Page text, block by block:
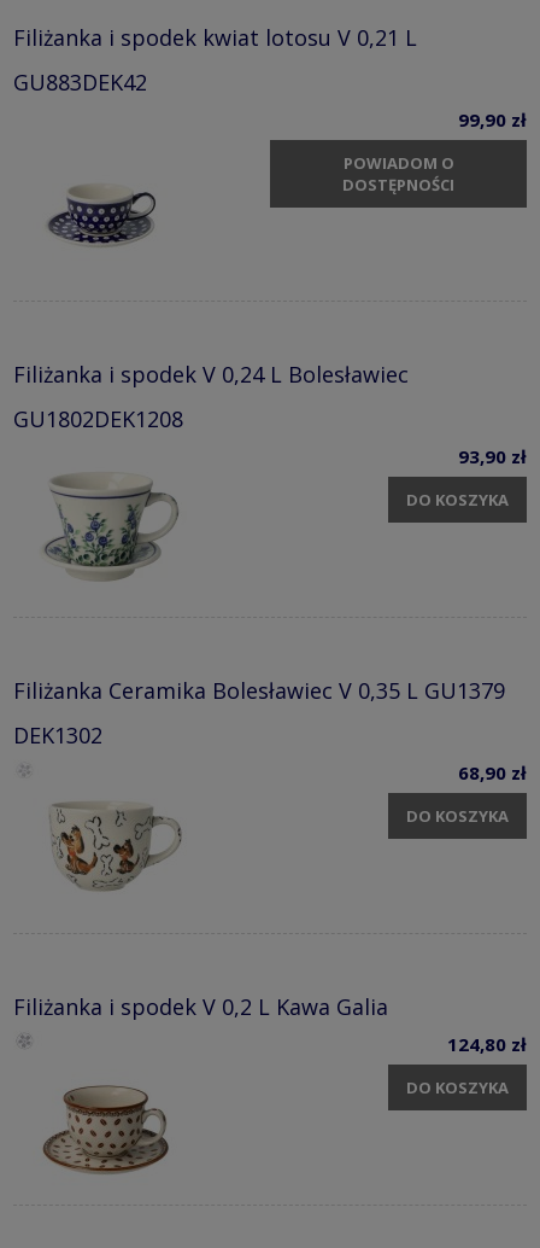
Filiżanka i spodek kwiat lotosu V 0,21 L
GU883DEK42
99,90 zł
POWIADOM O
DOSTĘPNOŚCI
Filiżanka i spodek V 0,24 L Bolesławiec
GU1802DEK1208
93,90 zł
DO KOSZYKA
Filiżanka Ceramika Bolesławiec V 0,35 L GU1379
DEK1302
68,90 zł
DO KOSZYKA
Filiżanka i spodek V 0,2 L Kawa Galia
124,80 zł
DO KOSZYKA